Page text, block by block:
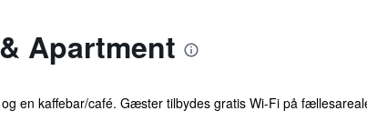
Apartment
en kaffebar/café. Gæster tilbydes gratis Wi-Fi på